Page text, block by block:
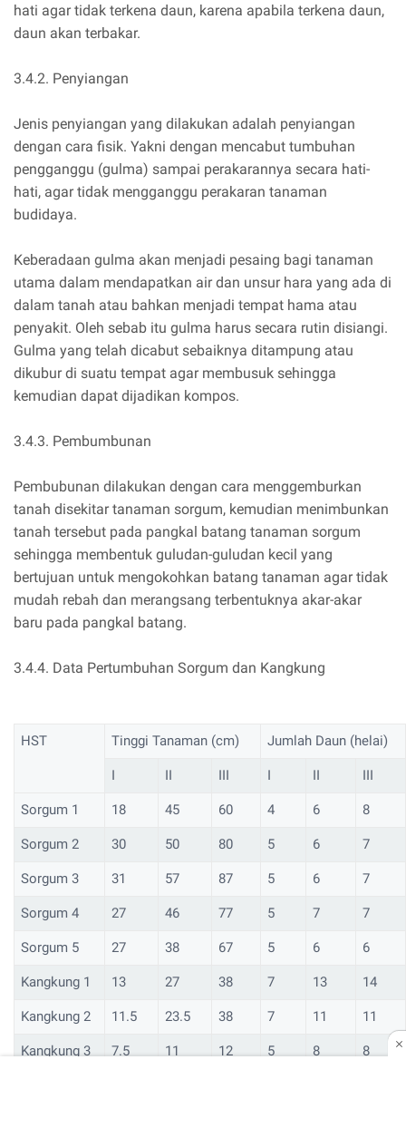
hati agar tidak terkena daun, karena apabila terkena daun,
daun akan terbakar.
3.4.2. Penyiangan
Jenis penyiangan yang dilakukan adalah penyiangan
dengan cara fisik. Yakni dengan mencabut tumbuhan
pengganggu (gulma) sampai perakarannya secara hati-
hati, agar tidak mengganggu perakaran tanaman
budidaya.
Keberadaan gulma akan menjadi pesaing bagi tanaman
utama dalam mendapatkan air dan unsur hara yang ada di
dalam tanah atau bahkan menjadi tempat hama atau
penyakit. Oleh sebab itu gulma harus secara rutin disiangi.
Gulma yang telah dicabut sebaiknya ditampung atau
dikubur di suatu tempat agar membusuk sehingga
kemudian dapat dijadikan kompos.
3.4.3. Pembumbunan
Pembubunan dilakukan dengan cara menggemburkan
tanah disekitar tanaman sorgum, kemudian menimbunkan
tanah tersebut pada pangkal batang tanaman sorgum
sehingga membentuk guludan-guludan kecil yang
bertujuan untuk mengokohkan batang tanaman agar tidak
mudah rebah dan merangsang terbentuknya akar-akar
baru pada pangkal batang.
3.4.4. Data Pertumbuhan Sorgum dan Kangkung
HST Tinggi Tanaman (cm) Jumlah Daun (helai)
I II III I II III
Sorgum 1 18 45 60 4 6 8
Sorgum 2 30 50 80 5 6 7
Sorgum 3 31 57 87 5 6 7
Sorgum 4 27 46 77 5 7 7
Sorgum 5 27 38 67 5 6 6
Kangkung 1 13 27 38 7 13 14
Kangkung 2 11.5 23.5 38 7 11 11
Kangkung 3 7.5 11 12 5 8 8